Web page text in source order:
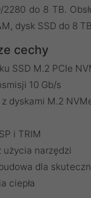
do 8 TB.
dysk SSD do 8
cechy
SSD M.2 PCIe
10 Gb/s
dyskami M.2
i TRIM
użycia narzędzi
dla
ciepła